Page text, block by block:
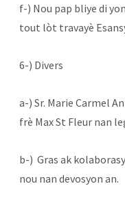
f-) Nou pap bliye di
tout lòt travayè
6-) Divers
a-) Sr. Marie Carmel
frè Max St Fleur nan
b-) Gras ak
nou nan devosyon an.